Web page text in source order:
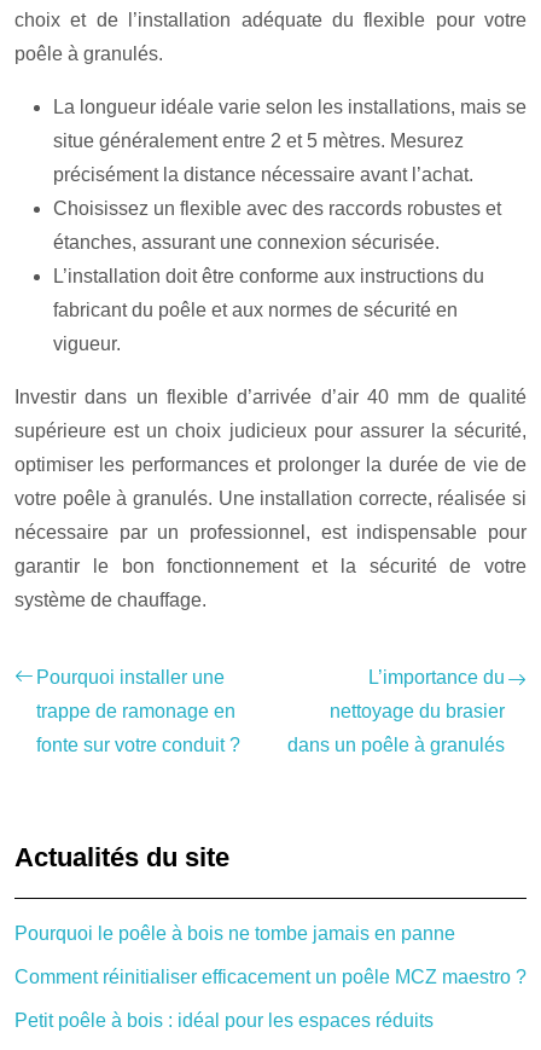
choix et de l’installation adéquate du flexible pour votre
poêle à granulés.
La longueur idéale varie selon les installations, mais se
situe généralement entre 2 et 5 mètres. Mesurez
précisément la distance nécessaire avant l’achat.
Choisissez un flexible avec des raccords robustes et
étanches, assurant une connexion sécurisée.
L’installation doit être conforme aux instructions du
fabricant du poêle et aux normes de sécurité en
vigueur.
Investir dans un flexible d’arrivée d’air 40 mm de qualité
supérieure est un choix judicieux pour assurer la sécurité,
optimiser les performances et prolonger la durée de vie de
votre poêle à granulés. Une installation correcte, réalisée si
nécessaire par un professionnel, est indispensable pour
garantir le bon fonctionnement et la sécurité de votre
système de chauffage.
Pourquoi installer une
trappe de ramonage en
fonte sur votre conduit ?
L’importance du
nettoyage du brasier
dans un poêle à granulés
Actualités du site
Pourquoi le poêle à bois ne tombe jamais en panne
Comment réinitialiser efficacement un poêle MCZ maestro ?
Petit poêle à bois : idéal pour les espaces réduits